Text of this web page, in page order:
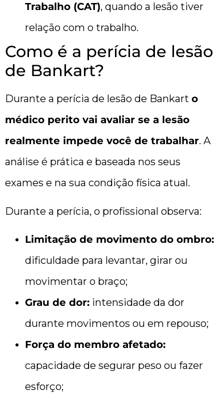
Trabalho (CAT), quando a lesão tiver
relação com o trabalho.
Como é a perícia de lesão
de Bankart?
Durante a perícia de lesão de Bankart o
médico perito vai avaliar se a lesão
realmente impede você de trabalhar. A
análise é prática e baseada nos seus
exames e na sua condição física atual.
Durante a perícia, o profissional observa:
Limitação de movimento do ombro:
dificuldade para levantar, girar ou
movimentar o braço;
Grau de dor: intensidade da dor
durante movimentos ou em repouso;
Força do membro afetado:
capacidade de segurar peso ou fazer
esforço;